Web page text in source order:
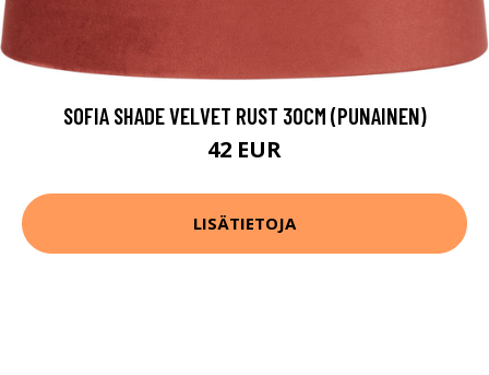
SOFIA SHADE VELVET RUST 30CM (PUNAINEN)
42 EUR
LISÄTIETOJA